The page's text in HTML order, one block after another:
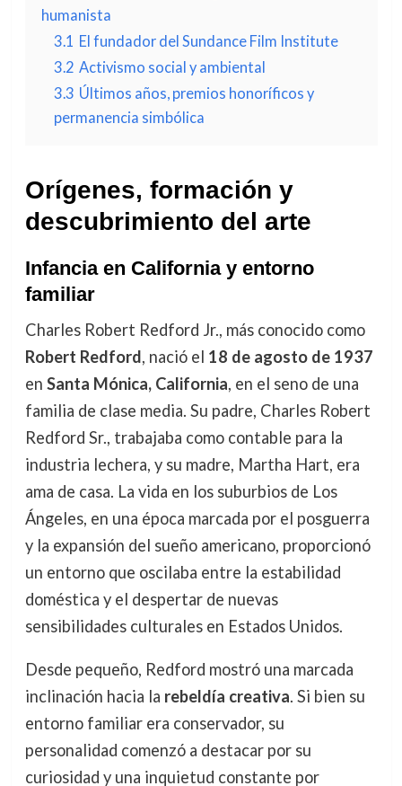
humanista
3.1 El fundador del Sundance Film Institute
3.2 Activismo social y ambiental
3.3 Últimos años, premios honoríficos y
permanencia simbólica
Orígenes, formación y
descubrimiento del arte
Infancia en California y entorno
familiar
Charles Robert Redford Jr., más conocido como
Robert Redford, nació el 18 de agosto de 1937
en Santa Mónica, California, en el seno de una
familia de clase media. Su padre, Charles Robert
Redford Sr., trabajaba como contable para la
industria lechera, y su madre, Martha Hart, era
ama de casa. La vida en los suburbios de Los
Ángeles, en una época marcada por el posguerra
y la expansión del sueño americano, proporcionó
un entorno que oscilaba entre la estabilidad
doméstica y el despertar de nuevas
sensibilidades culturales en Estados Unidos.
Desde pequeño, Redford mostró una marcada
inclinación hacia la rebeldía creativa. Si bien su
entorno familiar era conservador, su
personalidad comenzó a destacar por su
curiosidad y una inquietud constante por